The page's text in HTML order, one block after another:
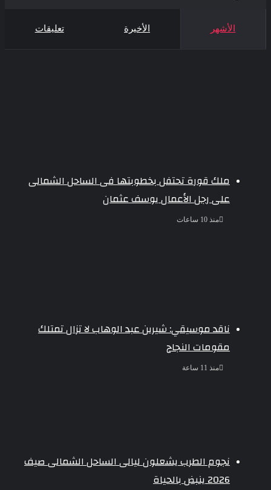
الأشهر الأخيرة تعليقات
ملك قورة تحتفل بخطوبتها فى الساحل الشمالى
على رجل الأعمال يوسف عثمان
منذ 10 ساعات
ناقد موسيقي: شيرين عبد الوهاب لا تزال تمتلك
مقومات النجاح
منذ 11 ساعة
نجوم الطرب يشعلون ليالى الساحل الشمالى صيف
2026 ينبض بالحياة